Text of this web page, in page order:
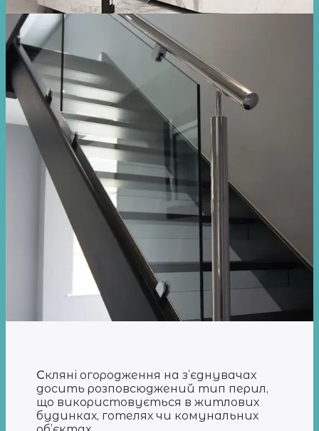
Скляні огородження на з’єднувачах
досить розповсюджений тип перил,
що використовується в житлових
будинках, готелях чи комунальних